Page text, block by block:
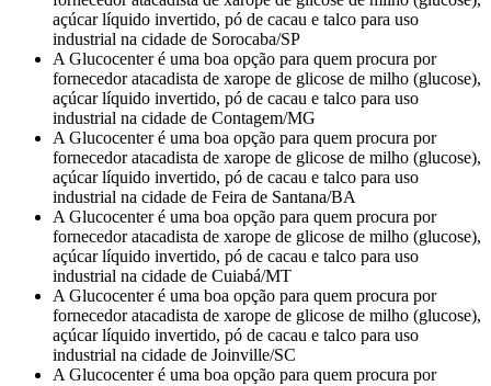
açúcar líquido invertido, pó de cacau e talco para uso
industrial na cidade de Sorocaba/SP
A Glucocenter é uma boa opção para quem procura por
fornecedor atacadista de xarope de glicose de milho (glucose),
açúcar líquido invertido, pó de cacau e talco para uso
industrial na cidade de Contagem/MG
A Glucocenter é uma boa opção para quem procura por
fornecedor atacadista de xarope de glicose de milho (glucose),
açúcar líquido invertido, pó de cacau e talco para uso
industrial na cidade de Feira de Santana/BA
A Glucocenter é uma boa opção para quem procura por
fornecedor atacadista de xarope de glicose de milho (glucose),
açúcar líquido invertido, pó de cacau e talco para uso
industrial na cidade de Cuiabá/MT
A Glucocenter é uma boa opção para quem procura por
fornecedor atacadista de xarope de glicose de milho (glucose),
açúcar líquido invertido, pó de cacau e talco para uso
industrial na cidade de Joinville/SC
A Glucocenter é uma boa opção para quem procura por